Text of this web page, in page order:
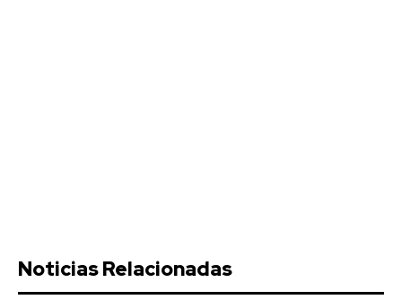
Noticias Relacionadas